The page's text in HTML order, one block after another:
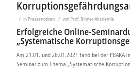
/ in Pressenotizen / von Prof. Binner Akademie
Erfolgreiche Online-
„Systematische
Am 21.01. und 28.01.2021 fand bei der PBAKA
Seminar zum Thema „Systematische